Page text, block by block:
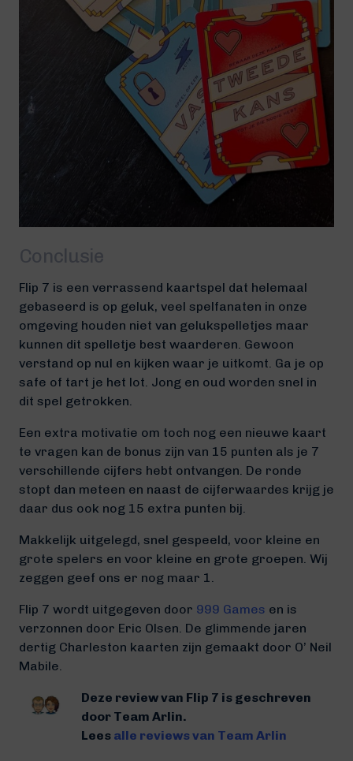
Conclusie
Flip 7 is een verrassend kaartspel dat helemaal
gebaseerd is op geluk, veel spelfanaten in onze
omgeving houden niet van gelukspelletjes maar
kunnen dit spelletje best waarderen. Gewoon
verstand op nul en kijken waar je uitkomt. Ga je op
safe of tart je het lot. Jong en oud worden snel in
dit spel getrokken.
Een extra motivatie om toch nog een nieuwe kaart
te vragen kan de bonus zijn van 15 punten als je 7
verschillende cijfers hebt ontvangen. De ronde
stopt dan meteen en naast de cijferwaardes krijg je
daar dus ook nog 15 extra punten bij.
Makkelijk uitgelegd, snel gespeeld, voor kleine en
grote spelers en voor kleine en grote groepen. Wij
zeggen geef ons er nog maar 1.
Flip 7 wordt uitgegeven door 999 Games en is
verzonnen door Eric Olsen. De glimmende jaren
dertig Charleston kaarten zijn gemaakt door O’ Neil
Mabile.
Deze review van Flip 7 is geschreven
door Team Arlin.
Lees alle reviews van Team Arlin